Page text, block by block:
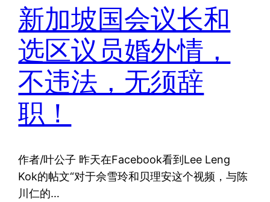
新加坡国会议长和
选区议员婚外情，
不违法，无须辞
职！
作者/叶公子 昨天在Facebook看到Lee Leng
Kok的帖文“对于佘雪玲和贝理安这个视频，与陈
川仁的…